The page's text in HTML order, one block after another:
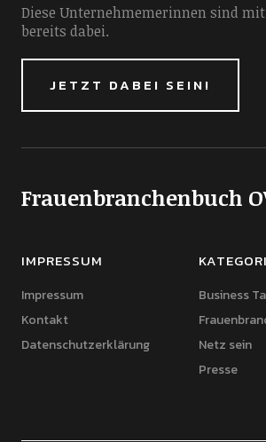
Diese Unternehmemerinnen sind
bereits dabei.
JETZT DABEI SEIN!
Frauenbranchenbuch
IMPRESSUM
Impressum
Kontakt
Datenschutzerklärung
Business
Netz sein
Presse